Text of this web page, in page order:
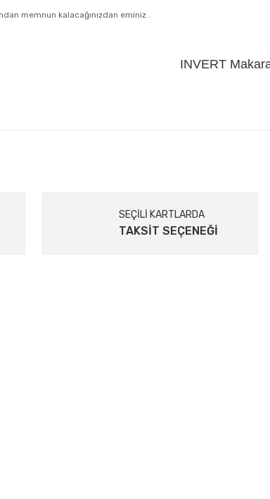
memnun kalacağınızdan eminiz .
INVERT
SEÇİLİ KARTLARDA
TAKSİT SEÇENEĞİ